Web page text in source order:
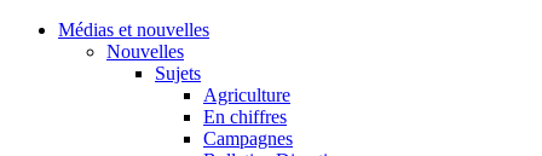
Médias et nouvelles
Nouvelles
Sujets
Agriculture
En chiffres
Campagnes